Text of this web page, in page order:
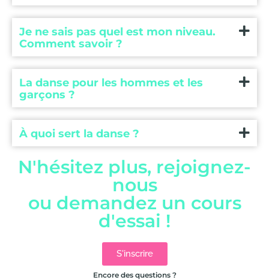
Je ne sais pas quel est mon niveau.
Comment savoir ?
La danse pour les hommes et les
garçons ?
À quoi sert la danse ?
N'hésitez plus, rejoignez-
nous
ou demandez un cours
d'essai !
S'inscrire
Encore des questions ?